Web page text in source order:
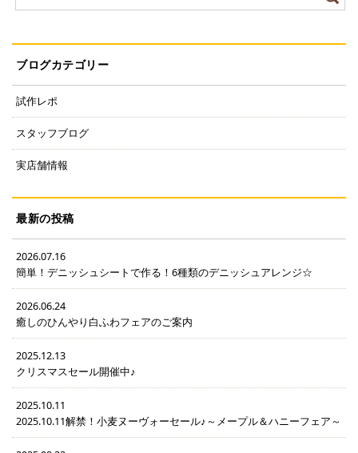
ブログカテゴリー
試作レポ
スタッフブログ
実店舗情報
最新の投稿
2026.07.16
簡単！デニッシュシートで作る！6種類のデニッシュアレンジ☆
2026.06.24
癒しのひんやり白ふわフェアのご案内
2025.12.13
クリスマスセール開催中♪
2025.10.11
2025.10.11解禁！小麦ヌーヴォーセール♪～メープル＆ハニーフェア～